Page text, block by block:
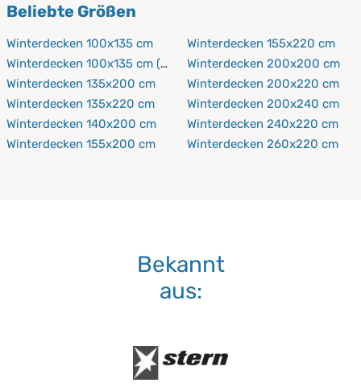
Polyester für die Füllung von Winterdecken verwendet.
Vergleich zu Daunen allerdings einen großen
hygienischen Vorteil.
Beliebte Größen
Winterdecken 100x135 cm
Winterdecken 100x135 cm (Kinderbettdecke)
Winterdecken 135x200 cm
Winterdecken 135x220 cm
Winterdecken 140x200 cm
Winterdecken 155x200 cm
Winterdecken 155x220 cm
Winterdecken 200x200 cm
Winterdecken 200x220 cm
Winterdecken 200x240 cm
Winterdecken 240x220 cm
Winterdecken 260x220 cm
Bekannt
aus: